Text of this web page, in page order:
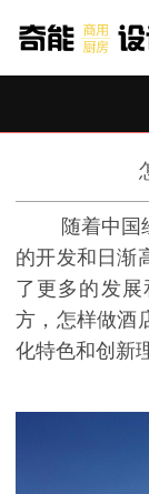
随着中国经
的开发和日渐
了更多的发
方，怎样做酒
化特色和创新